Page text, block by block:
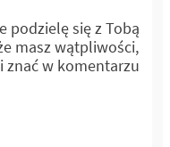
podzielę się z Tobą
masz wątpliwości,
znać w komentarzu